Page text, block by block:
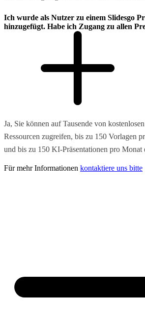
Ich wurde als Nutzer zu einem Slidesgo
hinzugefügt. Habe ich Zugang zu allen
Ja, Sie können auf Tausende von
Ressourcen zugreifen, bis zu 150 Vorlagen
und bis zu 150 KI-Präsentationen pro Monat
Für mehr Informationen kontaktiere uns bitte